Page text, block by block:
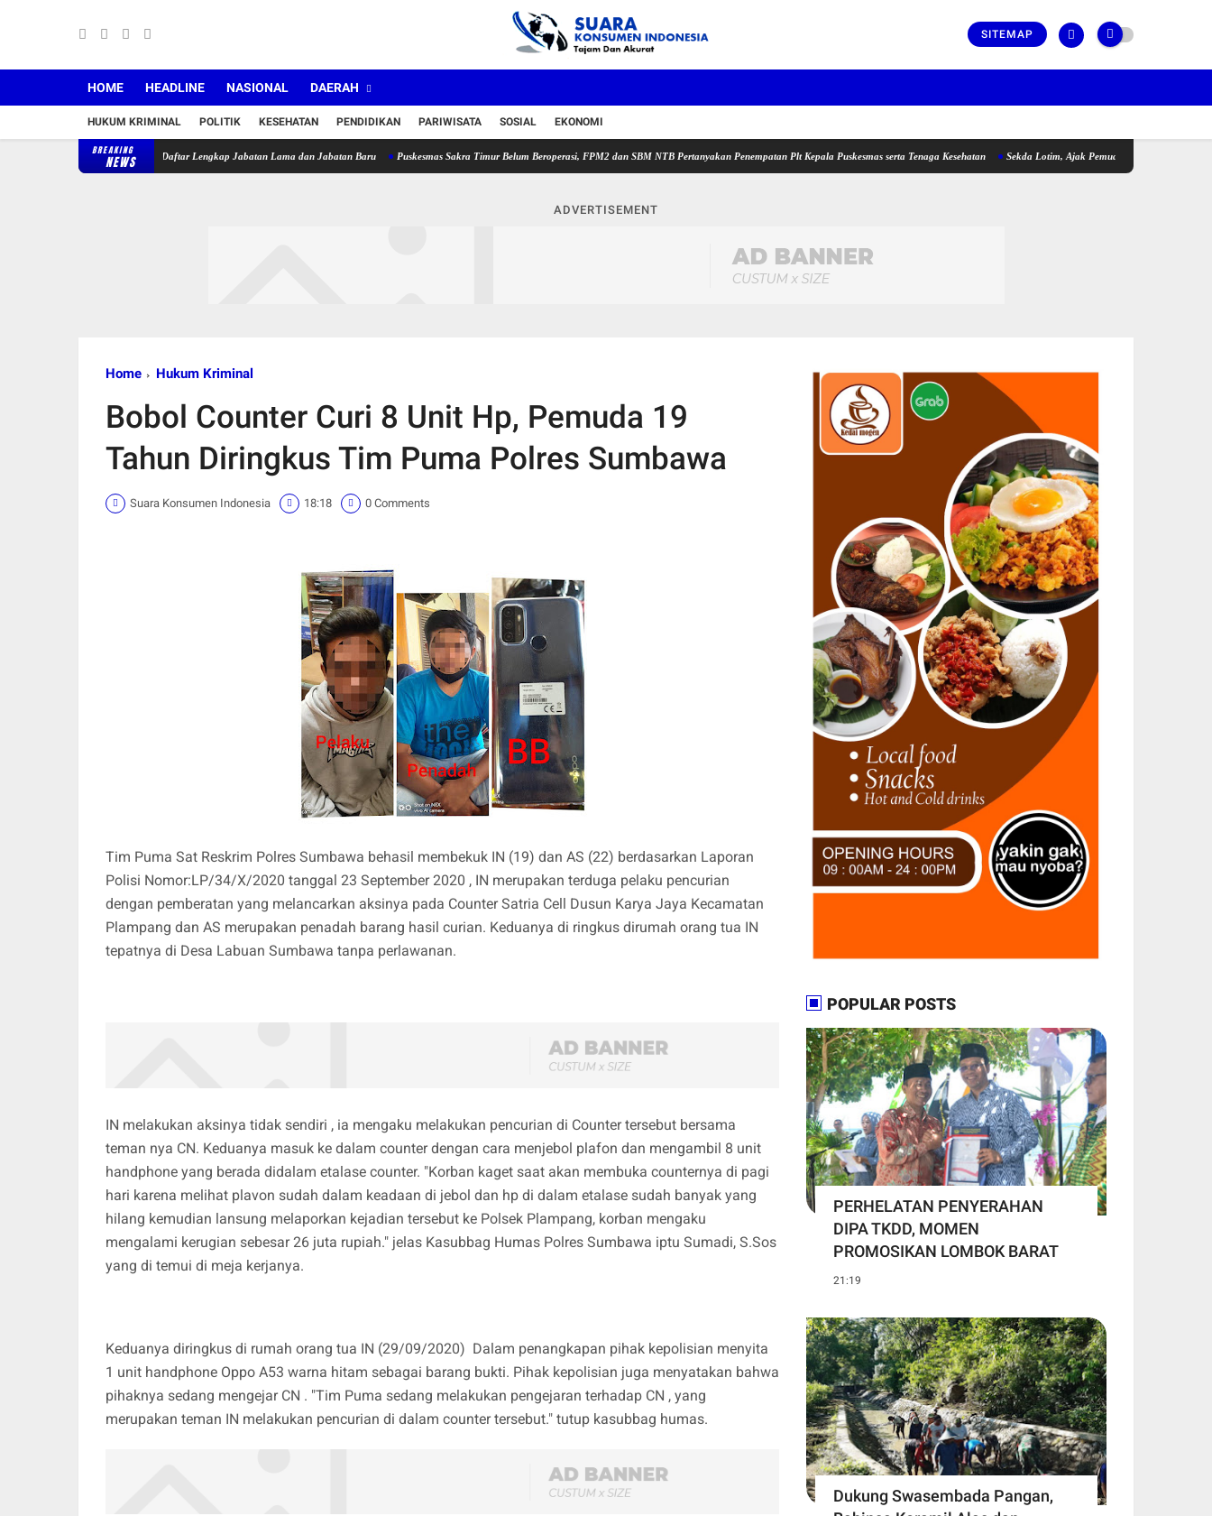
SITEMAP
HOME HEADLINE NASIONAL DAERAH
HUKUM KRIMINAL POLITIK KESEHATAN PENDIDIKAN PARIWISATA SOSIAL EKONOMI
BREAKING
NEWS
Lantik 36 Pejabat, Berikut Daftar Lengkap Jabatan Lama dan Jabatan Baru Puskesmas Sakra Timur Belum Beroperasi, FPM2 dan SBM NTB Pertanyakan Penempatan Plt Kepala Puskesmas serta Tenaga Kesehatan Sekda Lotim, Ajak Pemuda Perkuat Kolaborasi pada
ADVERTISEMENT
Home Hukum Kriminal
Bobol Counter Curi 8 Unit Hp, Pemuda 19
Tahun Diringkus Tim Puma Polres Sumbawa
Suara Konsumen Indonesia 18:18 0 Comments
Tim Puma Sat Reskrim Polres Sumbawa behasil membekuk IN (19) dan AS (22) berdasarkan Laporan
Polisi Nomor:LP/34/X/2020 tanggal 23 September 2020 , IN merupakan terduga pelaku pencurian
dengan pemberatan yang melancarkan aksinya pada Counter Satria Cell Dusun Karya Jaya Kecamatan
Plampang dan AS merupakan penadah barang hasil curian. Keduanya di ringkus dirumah orang tua IN
tepatnya di Desa Labuan Sumbawa tanpa perlawanan.
IN melakukan aksinya tidak sendiri , ia mengaku melakukan pencurian di Counter tersebut bersama
teman nya CN. Keduanya masuk ke dalam counter dengan cara menjebol plafon dan mengambil 8 unit
handphone yang berada didalam etalase counter. "Korban kaget saat akan membuka counternya di pagi
hari karena melihat plavon sudah dalam keadaan di jebol dan hp di dalam etalase sudah banyak yang
hilang kemudian lansung melaporkan kejadian tersebut ke Polsek Plampang, korban mengaku
mengalami kerugian sebesar 26 juta rupiah." jelas Kasubbag Humas Polres Sumbawa iptu Sumadi, S.Sos
yang di temui di meja kerjanya.
Keduanya diringkus di rumah orang tua IN (29/09/2020) Dalam penangkapan pihak kepolisian menyita
1 unit handphone Oppo A53 warna hitam sebagai barang bukti. Pihak kepolisian juga menyatakan bahwa
pihaknya sedang mengejar CN . "Tim Puma sedang melakukan pengejaran terhadap CN , yang
merupakan teman IN melakukan pencurian di dalam counter tersebut." tutup kasubbag humas.
POPULAR POSTS
PERHELATAN PENYERAHAN
DIPA TKDD, MOMEN
PROMOSIKAN LOMBOK BARAT
21:19
Dukung Swasembada Pangan,